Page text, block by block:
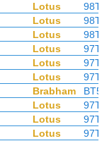
Lotus
98T
Lotus
98T
Lotus
98T
Lotus
97T
Lotus
97T
Lotus
97T
Brabham
Lotus
97T
Lotus
97T
Lotus
97T